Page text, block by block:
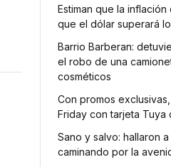
Estiman que la
que el dólar superará
Barrio Barberan:
el robo de una
cosméticos
Con promos
Friday con tarjeta Tuya
Sano y salvo: hallaron
caminando por la